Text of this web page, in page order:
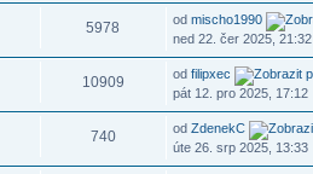
5978 odmischo1990
ned 22. čer 2025, 21:32
10909 odfilipxec
pát 12. pro 2025, 17:12
740 odZdenekC
úte 26. srp 2025, 13:33